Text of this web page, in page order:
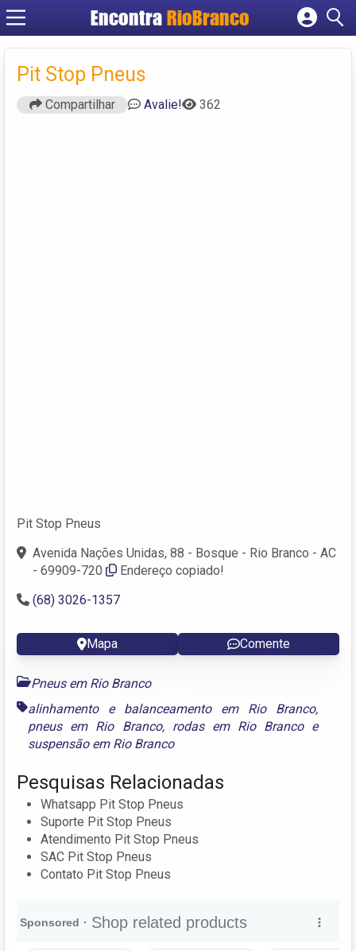
Encontra RioBranco
Cadastrar empresa
Pit Stop Pneus
Compartilhar Avalie! 362
Pit Stop Pneus
Avenida Nações Unidas, 88 - Bosque - Rio Branco - AC
- 69909-720
Endereço copiado!
(68) 3026-1357
Mapa Comente
Pneus em Rio Branco
alinhamento e balanceamento em Rio Branco,
pneus em Rio Branco, rodas em Rio Brancoe
suspensão em Rio Branco
Pesquisas Relacionadas
Whatsapp Pit Stop Pneus
Suporte Pit Stop Pneus
Atendimento Pit Stop Pneus
SAC Pit Stop Pneus
Contato Pit Stop Pneus